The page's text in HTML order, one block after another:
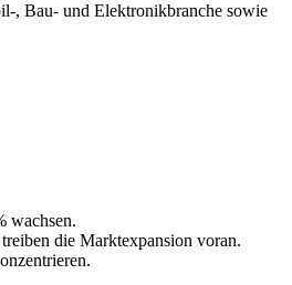
, Bau- und Elektronikbranche sowie
wachsen.
die Marktexpansion voran.